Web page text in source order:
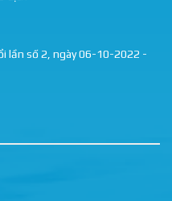
lần số 2, ngày 06-10-2022 -